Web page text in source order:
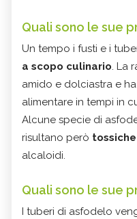
Quali sono le sue
Un tempo i fusti e i
a scopo culinario. La
amido e dolciastra e
alimentare in tempi in
Alcune specie di
risultano però tossiche
alcaloidi.
Quali sono le sue
I tuberi di asfodelo